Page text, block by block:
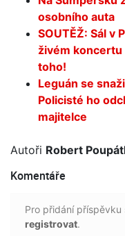
osobního auta
SOUTĚŽ: Sál v
živém koncertu
toho!
Leguán se
Policisté ho
majitelce
Autoři Robert
Komentáře
Pro přidání příspěvku
registrovat.